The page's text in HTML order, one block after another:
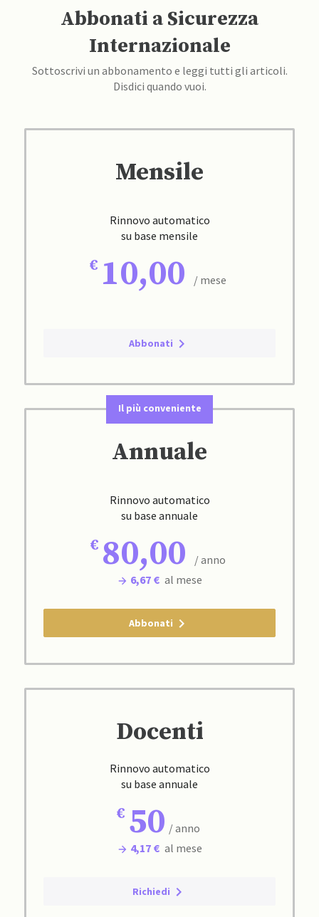
Abbonati a Sicurezza
Internazionale
Sottoscrivi un abbonamento e leggi tutti gli articoli.
Disdici quando vuoi.
Mensile
Rinnovo automatico
su base mensile
10,00 / mese
Abbonati
Il più conveniente
Annuale
Rinnovo automatico
su base annuale
80,00
/ anno
6,67 € al mese
Abbonati
Docenti
Rinnovo automatico
su base annuale
50 / anno
4,17 € al mese
Richiedi